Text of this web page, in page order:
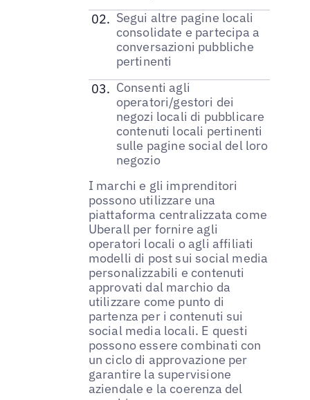
Segui altre pagine locali
consolidate e partecipa a
conversazioni pubbliche
pertinenti
Consenti agli
operatori/gestori dei
negozi locali di pubblicare
contenuti locali pertinenti
sulle pagine social del loro
negozio
I marchi e gli imprenditori
possono utilizzare una
piattaforma centralizzata come
Uberall per fornire agli
operatori locali o agli affiliati
modelli di post sui social media
personalizzabili e contenuti
approvati dal marchio da
utilizzare come punto di
partenza per i contenuti sui
social media locali. E questi
possono essere combinati con
un ciclo di approvazione per
garantire la supervisione
aziendale e la coerenza del